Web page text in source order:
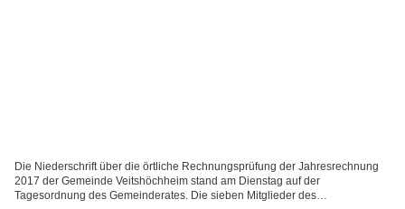
Die Niederschrift über die örtliche Rechnungsprüfung der Jahresrechnung
2017 der Gemeinde Veitshöchheim stand am Dienstag auf der
Tagesordnung des Gemeinderates. Die sieben Mitglieder des